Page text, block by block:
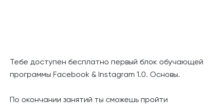
Тебе доступен бесплатно первый блок обучающей
программы Facebook & Instagram 1.0. Основы.
По окончании занятий ты сможешь пройти